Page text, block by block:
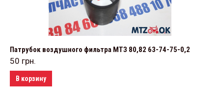
Патрубок воздушного фильтра МТЗ 80,82 63-74-75-0,2
50 грн.
В корзину